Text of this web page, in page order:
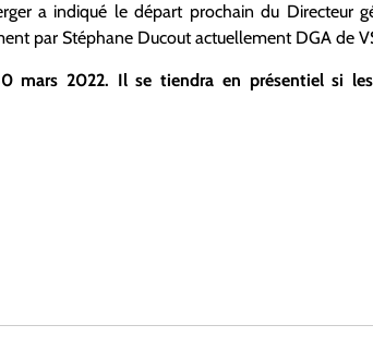
a indiqué le départ prochain du Directeur
par Stéphane Ducout actuellement DGA de
mars 2022. Il se tiendra en présentiel si